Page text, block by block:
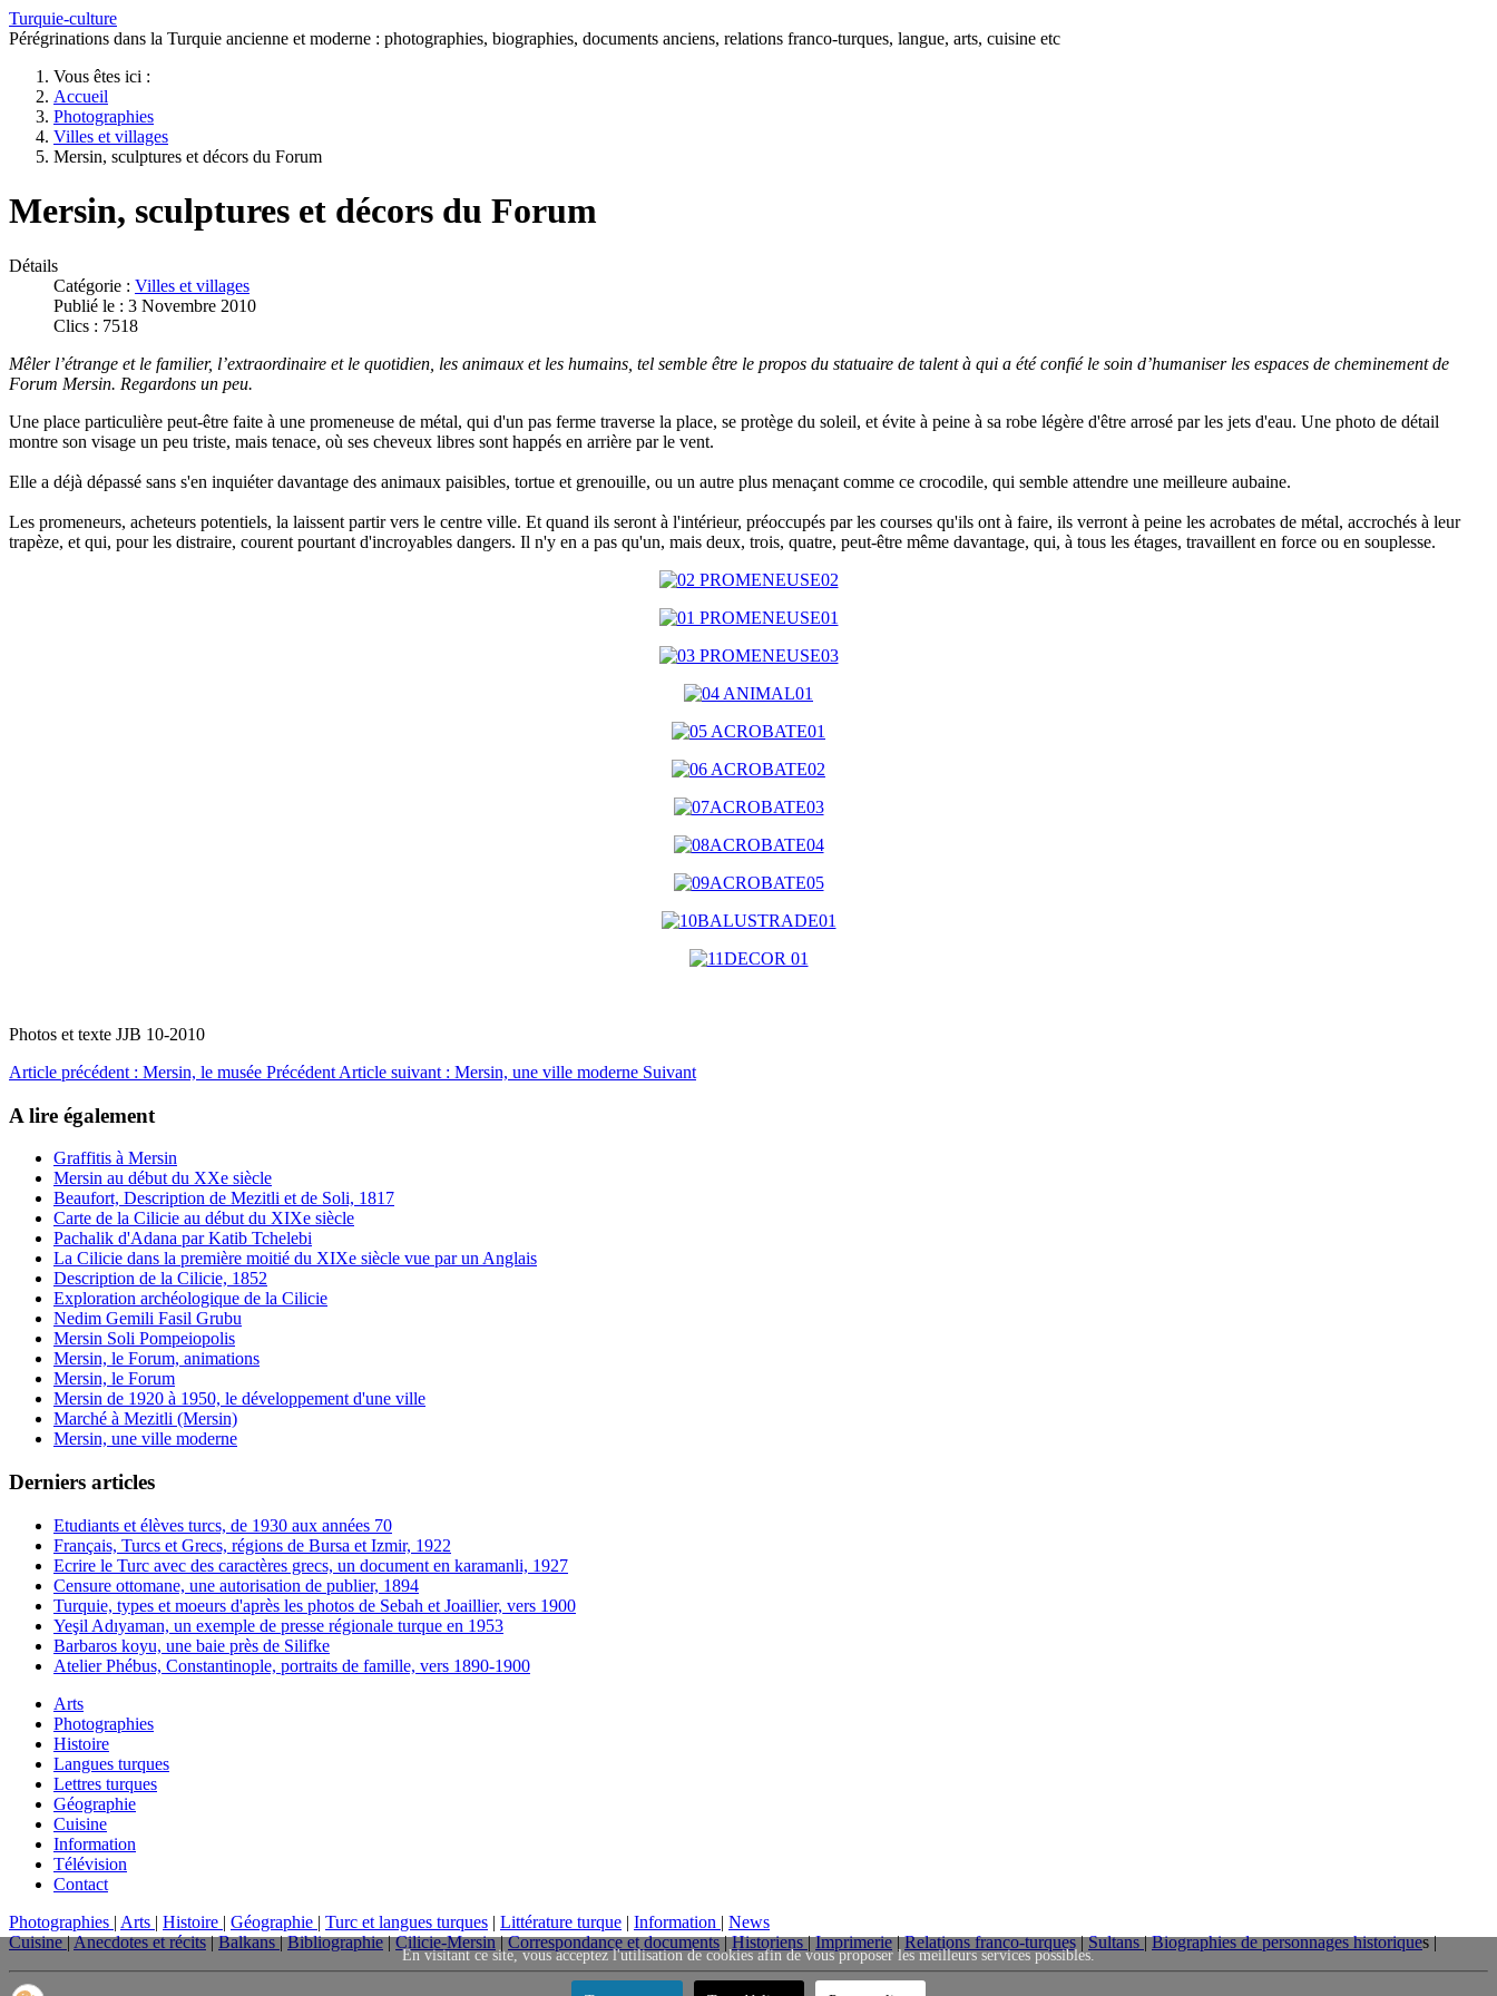
Turquie-culture
Pérégrinations dans la Turquie ancienne et moderne : photographies, biographies, documents anciens, relations franco-turques, langue, arts, cuisine etc
Vous êtes ici :
Accueil
Photographies
Villes et villages
Mersin, sculptures et décors du Forum
Mersin, sculptures et décors du Forum
Détails
Catégorie : Villes et villages
Publié le : 3 Novembre 2010
Clics : 7518
Mêler l’étrange et le familier, l’extraordinaire et le quotidien, les animaux et les humains, tel semble être le propos du statuaire de talent à qui a été confié le soin d’humaniser les espaces de cheminement de
Forum Mersin. Regardons un peu.
Une place particulière peut-être faite à une promeneuse de métal, qui d'un pas ferme traverse la place, se protège du soleil, et évite à peine à sa robe légère d'être arrosé par les jets d'eau. Une photo de détail
montre son visage un peu triste, mais tenace, où ses cheveux libres sont happés en arrière par le vent.
Elle a déjà dépassé sans s'en inquiéter davantage des animaux paisibles, tortue et grenouille, ou un autre plus menaçant comme ce crocodile, qui semble attendre une meilleure aubaine.
Les promeneurs, acheteurs potentiels, la laissent partir vers le centre ville. Et quand ils seront à l'intérieur, préoccupés par les courses qu'ils ont à faire, ils verront à peine les acrobates de métal, accrochés à leur
trapèze, et qui, pour les distraire, courent pourtant d'incroyables dangers. Il n'y en a pas qu'un, mais deux, trois, quatre, peut-être même davantage, qui, à tous les étages, travaillent en force ou en souplesse.
Photos et texte JJB 10-2010
Article précédent : Mersin, le musée Précédent Article suivant : Mersin, une ville moderne Suivant
A lire également
Graffitis à Mersin
Mersin au début du XXe siècle
Beaufort, Description de Mezitli et de Soli, 1817
Carte de la Cilicie au début du XIXe siècle
Pachalik d'Adana par Katib Tchelebi
La Cilicie dans la première moitié du XIXe siècle vue par un Anglais
Description de la Cilicie, 1852
Exploration archéologique de la Cilicie
Nedim Gemili Fasil Grubu
Mersin Soli Pompeiopolis
Mersin, le Forum, animations
Mersin, le Forum
Mersin de 1920 à 1950, le développement d'une ville
Marché à Mezitli (Mersin)
Mersin, une ville moderne
Derniers articles
Etudiants et élèves turcs, de 1930 aux années 70
Français, Turcs et Grecs, régions de Bursa et Izmir, 1922
Ecrire le Turc avec des caractères grecs, un document en karamanli, 1927
Censure ottomane, une autorisation de publier, 1894
Turquie, types et moeurs d'après les photos de Sebah et Joaillier, vers 1900
Yeşil Adıyaman, un exemple de presse régionale turque en 1953
Barbaros koyu, une baie près de Silifke
Atelier Phébus, Constantinople, portraits de famille, vers 1890-1900
Arts
Photographies
Histoire
Langues turques
Lettres turques
Géographie
Cuisine
Information
Télévision
Contact
Photographies | Arts | Histoire | Géographie | Turc et langues turques | Littérature turque | Information | News
Cuisine|Anecdotes et récits|Balkans|Bibliographie|Cilicie-Mersin|Correspondance et documents|Historiens|Imprimerie|Relations franco-turques|Sultans|Biographies de personnages historiques |
En visitant ce site, vous acceptez l'utilisation de cookies afin de vous proposer les meilleurs services possibles.